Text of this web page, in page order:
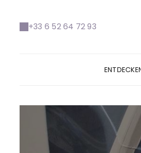
+33 6 52 64 72 93